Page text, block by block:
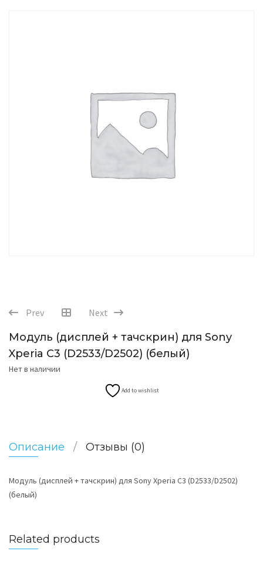
Prev Next
Модуль (дисплей + тачскрин) для Sony
Xperia C3 (D2533/D2502) (белый)
Нет в наличии
Add to wishlist
Описание Отзывы (0)
Модуль (дисплей + тачскрин) для Sony Xperia C3 (D2533/D2502)
(белый)
Related products